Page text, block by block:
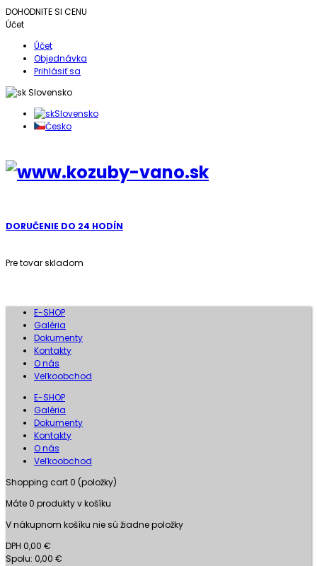
DOHODNITE SI CENU
Účet
Účet
Objednávka
Prihlásiť sa
Slovensko
Slovensko
Česko
DORUČENIE DO 24 HODÍN
Pre tovar skladom
E-SHOP
Galéria
Dokumenty
Kontakty
O nás
Veľkoobchod
E-SHOP
Galéria
Dokumenty
Kontakty
O nás
Veľkoobchod
Shopping cart0 (položky)
Máte0 produkty v košíku
V nákupnom košíku nie sú žiadne položky
DPH 0,00 €
Spolu: 0,00 €